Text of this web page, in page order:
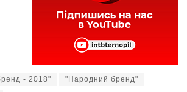
- 2018" "Народний бренд"